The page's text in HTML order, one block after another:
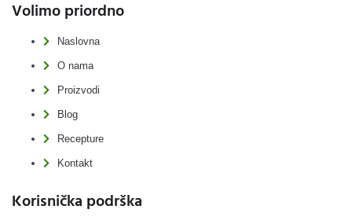
Volimo priordno
Naslovna
O nama
Proizvodi
Blog
Recepture
Kontakt
Korisnička podrška